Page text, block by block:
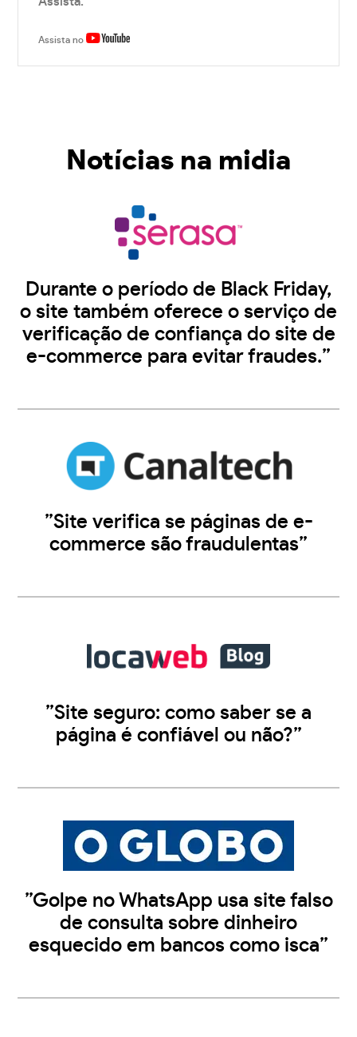
Assista no
Notícias na midia
Durante o período de Black Friday,
o site também oferece o serviço de
verificação de confiança do site de
e-commerce para evitar fraudes.”
”Site verifica se páginas de e-
commerce são fraudulentas”
”Site seguro: como saber se a
página é confiável ou não?”
”Golpe no WhatsApp usa site falso
de consulta sobre dinheiro
esquecido em bancos como isca”